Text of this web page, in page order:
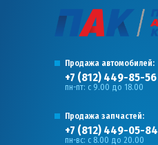
Продажа автомобилей:
+7 (812) 449-85-56
пн-пт: с 9.00 до 18.00
Продажа запчастей:
+7 (812) 449-05-84
пн-вс: с 8.00 до 20.00